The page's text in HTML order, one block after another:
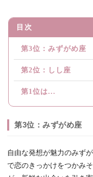
目次
第3位：みずがめ座
第2位：しし座
第1位は...
第3位：みずがめ座
自由な発想が魅力のみず
で恋のきっかけをつかみ